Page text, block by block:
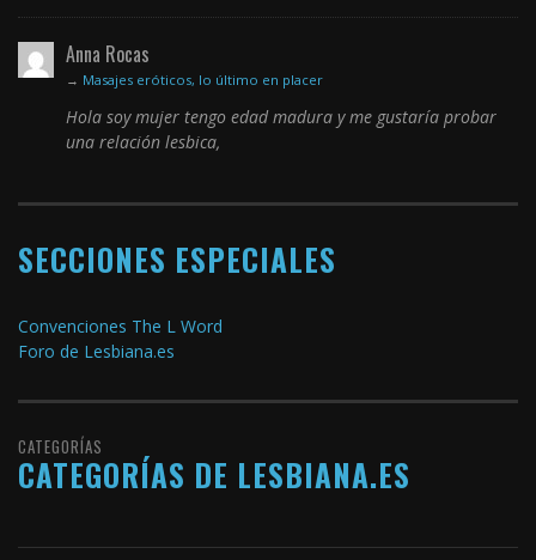
Anna Rocas
→ Masajes eróticos, lo último en placer
Hola soy mujer tengo edad madura y me gustaría probar
una relación lesbica,
SECCIONES ESPECIALES
Convenciones The L Word
Foro de Lesbiana.es
CATEGORÍAS
CATEGORÍAS DE LESBIANA.ES